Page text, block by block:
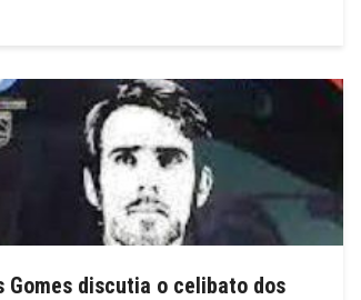
Gomes discutia o celibato dos